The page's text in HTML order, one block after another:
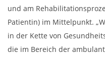
und am
Patientin) im Mittelpunkt.
in der Kette von
die im Bereich der